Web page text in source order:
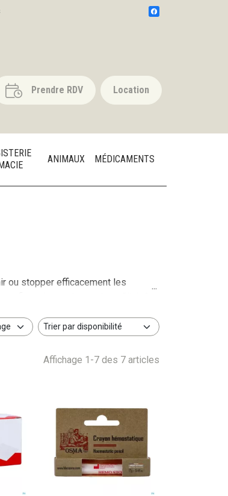
Prendre RDV Location
ANIMAUX MÉDICAMENTS
ou stopper efficacement les
du retrait gratuit en Click &
Affichage 1-7 des 7 articles